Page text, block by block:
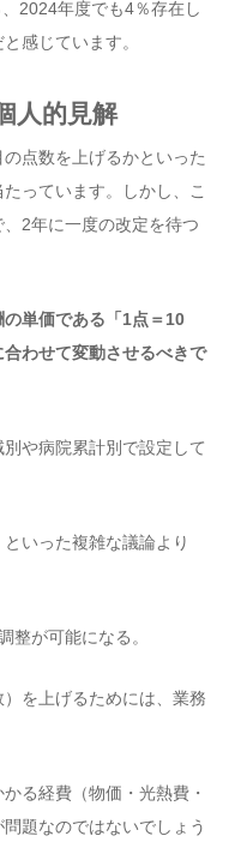
2024年度でも4％存在し
感じています。
人的見解
点数を上げるかといった
っています。しかし、こ
2年に一度の改定を待つ
の単価である「1点＝10
わせて変動させるべきで
や病院累計別で設定して
いった複雑な議論より
整が可能になる。
を上げるためには、業務
る経費（物価・光熱費・
題なのではないでしょう